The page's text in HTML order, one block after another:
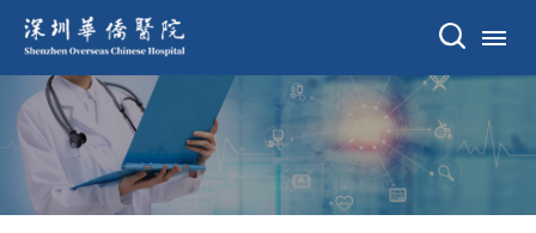
首页
医院概况
医院动态